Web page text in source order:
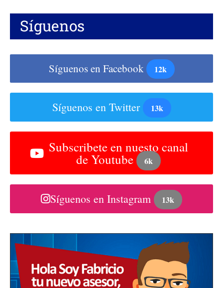
Síguenos
Síguenos en Facebook 12k
Síguenos en Twitter 13k
Subscribete en nuesto canal
de Youtube 6k
Síguenos en Instagram 13k